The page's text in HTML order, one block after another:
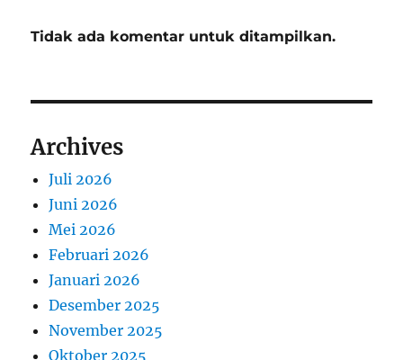
Tidak ada komentar untuk ditampilkan.
Archives
Juli 2026
Juni 2026
Mei 2026
Februari 2026
Januari 2026
Desember 2025
November 2025
Oktober 2025